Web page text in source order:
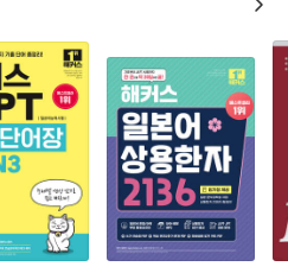
밤에 창문으로 고개를 내밀고서는 머
움에 눈물지으며 바라보기도 했답니
. 늦기 전에 주변에서 떼놓지 않으면,
듯하게 일렀습니다.